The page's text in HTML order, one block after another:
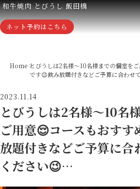
和牛焼肉 とびうし 飯田橋
ネット予約はこちら
Home とびうしは2名様〜10名様までの個室を
です😉飲み放題付きなどご予算に合わせ
2023.11.14
とびうしは2名様〜10名
ご用意😌コースもおすす
放題付きなどご予算に合
ください😉…